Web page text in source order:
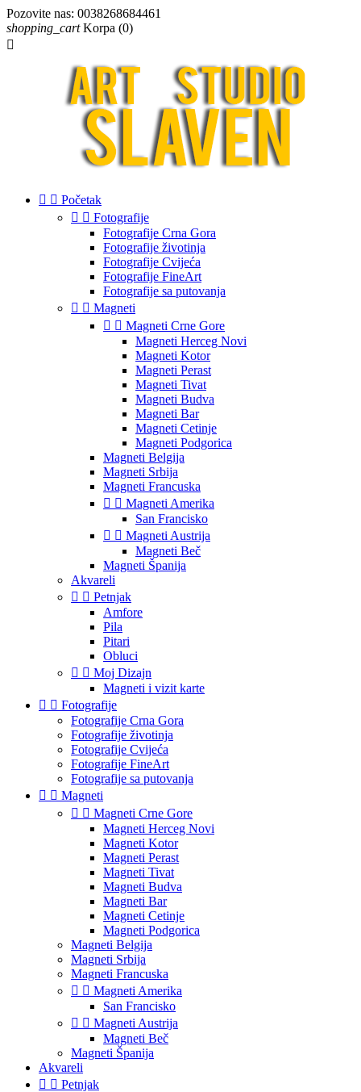
Pozovite nas: 0038268684461
shopping_cart Korpa (0)

  Početak
  Fotografije
Fotografije Crna Gora
Fotografije životinja
Fotografije Cvijeća
Fotografije FineArt
Fotografije sa putovanja
  Magneti
  Magneti Crne Gore
Magneti Herceg Novi
Magneti Kotor
Magneti Perast
Magneti Tivat
Magneti Budva
Magneti Bar
Magneti Cetinje
Magneti Podgorica
Magneti Belgija
Magneti Srbija
Magneti Francuska
  Magneti Amerika
San Francisko
  Magneti Austrija
Magneti Beč
Magneti Španija
Akvareli
  Petnjak
Amfore
Pila
Pitari
Obluci
  Moj Dizajn
Magneti i vizit karte
  Fotografije
Fotografije Crna Gora
Fotografije životinja
Fotografije Cvijeća
Fotografije FineArt
Fotografije sa putovanja
  Magneti
  Magneti Crne Gore
Magneti Herceg Novi
Magneti Kotor
Magneti Perast
Magneti Tivat
Magneti Budva
Magneti Bar
Magneti Cetinje
Magneti Podgorica
Magneti Belgija
Magneti Srbija
Magneti Francuska
  Magneti Amerika
San Francisko
  Magneti Austrija
Magneti Beč
Magneti Španija
Akvareli
  Petnjak